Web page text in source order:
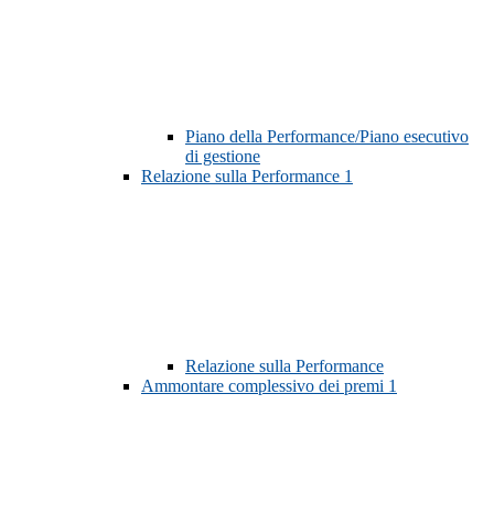
Piano della Performance/Piano esecutivo
di gestione
Relazione sulla Performance 1
Relazione sulla Performance
Ammontare complessivo dei premi 1